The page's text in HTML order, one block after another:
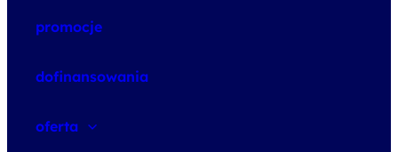
promocje
dofinansowania
oferta